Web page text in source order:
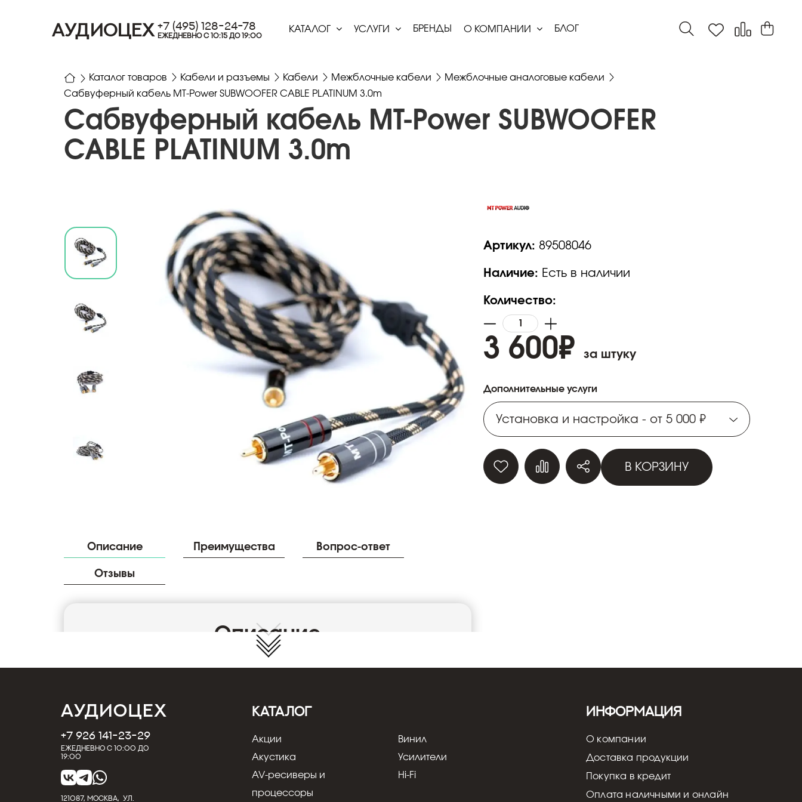
АУДИОЦЕХ +7 (495) 128-24-78
ЕЖЕДНЕВНО С 10:15 ДО 19:00
КАТАЛОГ УСЛУГИ БРЕНДЫ О КОМПАНИИ БЛОГ
Каталог товаров Кабели и разъемы Кабели Межблочные кабели
Межблочные аналоговые кабели
Сабвуферный кабель MT-Power SUBWOOFER CABLE PLATINUM 3.0m
Сабвуферный кабель MT-Power SUBWOOFER
CABLE PLATINUM 3.0m
Описание Преимущества Вопрос-ответ
Отзывы
Описание
акустических систем. Производство проходит под контролем инженеров компании на
ведущих заводах мира, производящих продукцию для известных в сфере Hi-Fi мировых
брендов. Основными преимуществами компании являются высокое качество по
конкурентоспособным ценам, многочисленные инновации и возможность
Артикул:89508046
Наличие: Есть в наличии
Количество:
3 600₽ за штуку
Дополнительные услуги
Установка и настройка - от 5 000 ₽
Установка и настройка - от 5 000 ₽
Установка и настройка - от 5 000 ₽
В КОРЗИНУ
+7 926 141-23-29
Ежедневно с 10:00 до
19:00
121087, МОСКВА, УЛ.
КАТАЛОГ
Акции
Винил
Акустика
Усилители
AV-ресиверы и
процессоры
Hi-Fi
Информация
О компании
Доставка продукции
Покупка в кредит
Оплата наличными и онлайн